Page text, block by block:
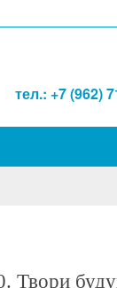
тел.: +7 (962)
Твори